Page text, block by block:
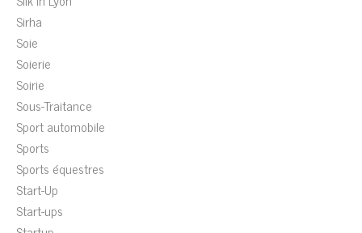
Sirha
Soie
Soierie
Soirie
Sous-Traitance
Sport automobile
Sports
Sports équestres
Start-Up
Start-ups